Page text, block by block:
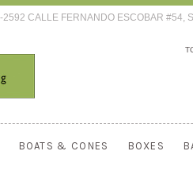
CALLE FERNANDO ESCOBAR #54,
BOATS & CONES BOXES